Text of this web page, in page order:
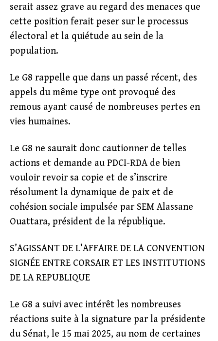
serait assez grave au regard des menaces que
cette position ferait peser sur le processus
électoral et la quiétude au sein de la
population.
Le G8 rappelle que dans un passé récent, des
appels du même type ont provoqué des
remous ayant causé de nombreuses pertes en
vies humaines.
Le G8 ne saurait donc cautionner de telles
actions et demande au PDCI-RDA de bien
vouloir revoir sa copie et de s’inscrire
résolument la dynamique de paix et de
cohésion sociale impulsée par SEM Alassane
Ouattara, président de la république.
S’AGISSANT DE L’AFFAIRE DE LA CONVENTION
SIGNÉE ENTRE CORSAIR ET LES INSTITUTIONS
DE LA REPUBLIQUE
Le G8 a suivi avec intérêt les nombreuses
réactions suite à la signature par la présidente
du Sénat, le 15 mai 2025, au nom de certaines